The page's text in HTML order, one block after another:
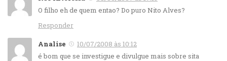
O filho eh de quem entao? Do puro Nito Alves?
Responder
Analise
10/07/2008 às 10:12
é bom que se investigue e divulgue mais sobre sita